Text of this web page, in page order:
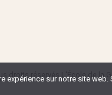
droits réservés L'École de la
expérience sur notre site